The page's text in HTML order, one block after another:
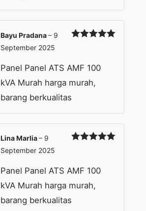
Bayu Pradana– 9
September 2025
Panel Panel ATS AMF 100
kVA Murah harga murah,
barang berkualitas
Lina Marlia– 9
September 2025
Panel Panel ATS AMF 100
kVA Murah harga murah,
barang berkualitas